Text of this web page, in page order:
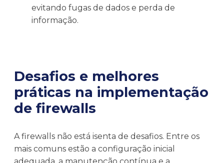
evitando fugas de dados e perda de
informação.
Desafios e melhores
práticas na implementação
de firewalls
A firewalls não está isenta de desafios. Entre os
mais comuns estão a configuração inicial